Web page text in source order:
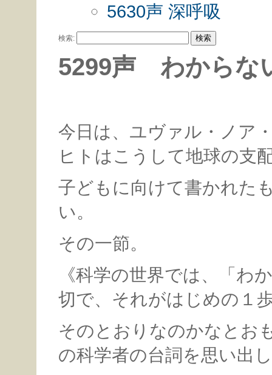
5630声 深呼吸
検索:
5299声 わからな
今日は、ユヴァル・ノア
ヒトはこうして地球の支
子どもに向けて書かれた
い。
その一節。
《科学の世界では、「わ
切で、それがはじめの１
そのとおりなのかなとお
の科学者の台詞を思い出